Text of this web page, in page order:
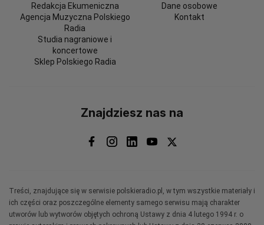
Redakcja Ekumeniczna
Agencja Muzyczna Polskiego
Radia
Studia nagraniowe i
koncertowe
Sklep Polskiego Radia
Dane osobowe
Kontakt
Znajdziesz nas na
Treści, znajdujące się w serwisie polskieradio.pl, w tym wszystkie materiały i
ich części oraz poszczególne elementy samego serwisu mają charakter
utworów lub wytworów objętych ochroną Ustawy z dnia 4 lutego 1994 r. o